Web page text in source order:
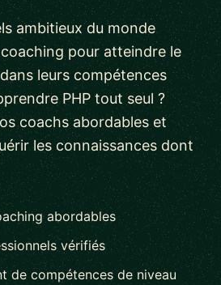
ambitieux du monde
pour atteindre le
leurs compétences
PHP tout seul ?
coachs abordables et
les connaissances dont
abordables
vérifiés
de compétences de niveau